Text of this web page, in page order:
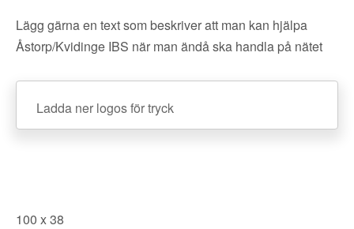
Lägg gärna en text som beskriver att man kan hjälpa
Åstorp/Kvidinge IBS när man ändå ska handla på nätet
Ladda ner logos för tryck
100 x 38